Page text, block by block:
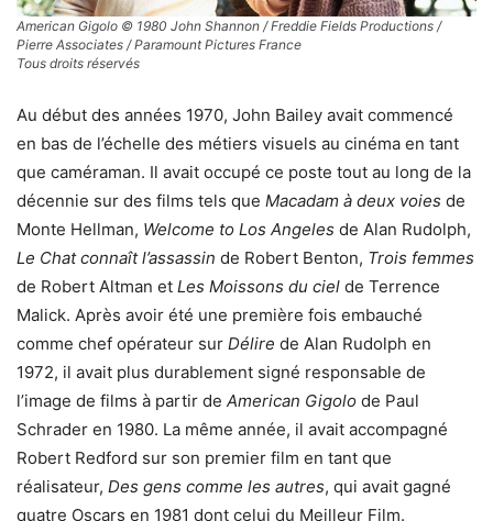
American Gigolo © 1980 John Shannon / Freddie Fields Productions /
Pierre Associates / Paramount Pictures France
Tous droits réservés
Au début des années 1970, John Bailey avait commencé
en bas de l’échelle des métiers visuels au cinéma en tant
que caméraman. Il avait occupé ce poste tout au long de la
décennie sur des films tels que Macadam à deux voies de
Monte Hellman, Welcome to Los Angeles de Alan Rudolph,
Le Chat connaît l’assassin de Robert Benton, Trois femmes
de Robert Altman et Les Moissons du ciel de Terrence
Malick. Après avoir été une première fois embauché
comme chef opérateur sur Délire de Alan Rudolph en
1972, il avait plus durablement signé responsable de
l’image de films à partir de American Gigolo de Paul
Schrader en 1980. La même année, il avait accompagné
Robert Redford sur son premier film en tant que
réalisateur, Des gens comme les autres, qui avait gagné
quatre Oscars en 1981 dont celui du Meilleur Film.